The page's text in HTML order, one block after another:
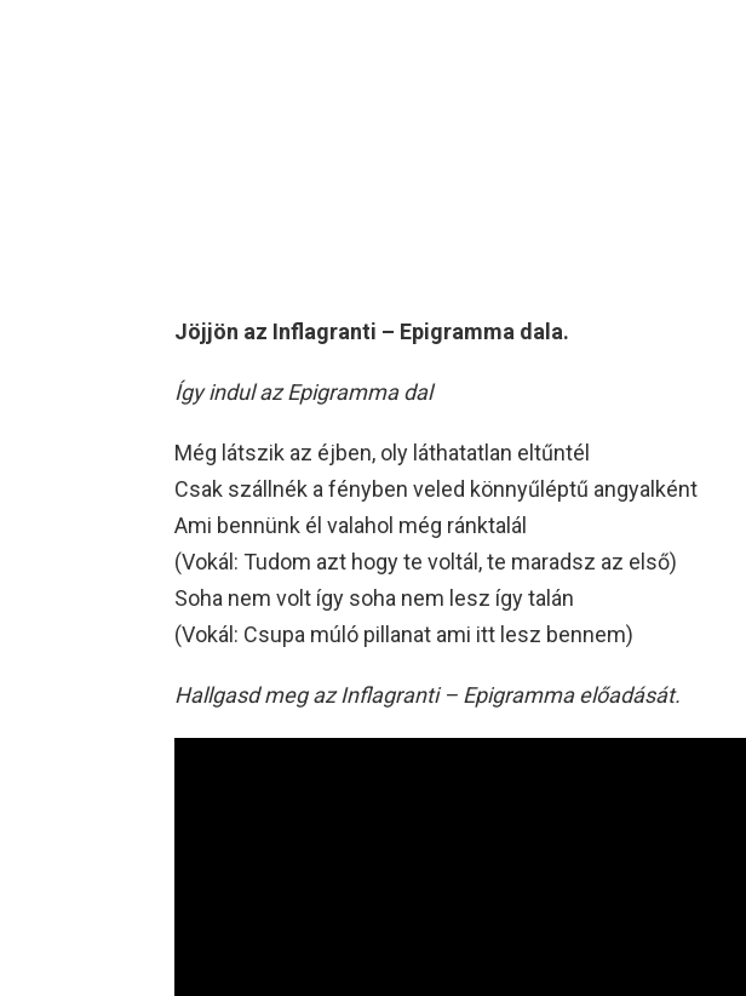
Jöjjön az Inflagranti – Epigramma dala.
Így indul az Epigramma dal
Még látszik az éjben, oly láthatatlan eltűntél
Csak szállnék a fényben veled könnyűléptű angyalként
Ami bennünk él valahol még ránktalál
(Vokál: Tudom azt hogy te voltál, te maradsz az első)
Soha nem volt így soha nem lesz így talán
(Vokál: Csupa múló pillanat ami itt lesz bennem)
Hallgasd meg az Inflagranti – Epigramma előadását.